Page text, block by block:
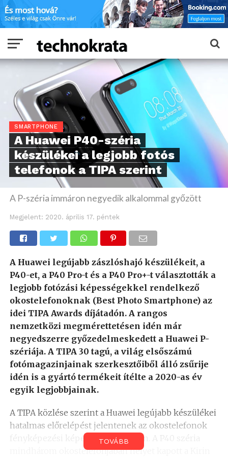
SMARTPHONE
A Huawei P40-széria
készülékei a legjobb fotós
telefonok a TIPA szerint
A P-széria immáron negyedik alkalommal győzött
Megjelent: 2020. április 17. péntek
A Huawei legújabb zászlóshajó készülékeit, a
P40-et, a P40 Pro-t és a P40 Pro+-t választották a
legjobb fotózási képességekkel rendelkező
okostelefonoknak (Best Photo Smartphone) az
idei TIPA Awards díjátadón. A rangos
nemzetközi megmérettetésen idén már
negyedszerre győzedelmeskedett a Huawei P-
szériája. A TIPA 30 tagú, a világ elsőszámú
fotómagazinjainak szerkesztőiből álló zsűrije
idén is a gyártó termékeit ítélte a 2020-as év
egyik legjobbjainak.
A TIPA közlése szerint a Huawei legújabb készülékei
hatalmas előrelépést jelentenek az okostelefonok
fényképezési képességei területén. A P40 széria
mindhárom okostelefonjában helyet kapott a Kirin
TOVÁBB